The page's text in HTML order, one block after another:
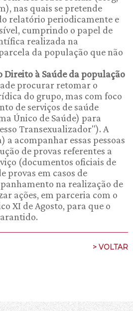
nas quais se pretende
relatório periodicamente e
cumprindo o papel de
realizada na
da população que não
à Saúde da população
procurar retomar o
do grupo, mas com foco
de serviços de saúde
Único de Saúde) para
Transexualizador"). A
a acompanhar essas pessoas
de provas referentes a
(documentos oficiais de
provas em casos de
na realização de
ações, em parceria com o
XI de Agosto, para que o
> VOLTAR